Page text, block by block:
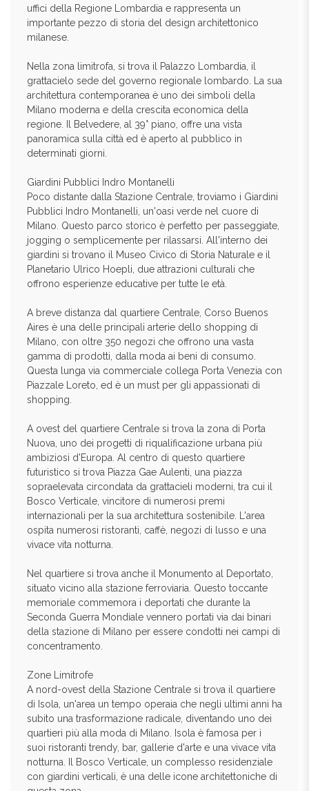
uffici della Regione Lombardia e rappresenta un
importante pezzo di storia del design architettonico
milanese.
Nella zona limitrofa, si trova il Palazzo Lombardia, il
grattacielo sede del governo regionale lombardo. La sua
architettura contemporanea è uno dei simboli della
Milano moderna e della crescita economica della
regione. Il Belvedere, al 39° piano, offre una vista
panoramica sulla città ed è aperto al pubblico in
determinati giorni.
Giardini Pubblici Indro Montanelli
Poco distante dalla Stazione Centrale, troviamo i Giardini
Pubblici Indro Montanelli, un'oasi verde nel cuore di
Milano. Questo parco storico è perfetto per passeggiate,
jogging o semplicemente per rilassarsi. All'interno dei
giardini si trovano il Museo Civico di Storia Naturale e il
Planetario Ulrico Hoepli, due attrazioni culturali che
offrono esperienze educative per tutte le età.
A breve distanza dal quartiere Centrale, Corso Buenos
Aires è una delle principali arterie dello shopping di
Milano, con oltre 350 negozi che offrono una vasta
gamma di prodotti, dalla moda ai beni di consumo.
Questa lunga via commerciale collega Porta Venezia con
Piazzale Loreto, ed è un must per gli appassionati di
shopping.
A ovest del quartiere Centrale si trova la zona di Porta
Nuova, uno dei progetti di riqualificazione urbana più
ambiziosi d'Europa. Al centro di questo quartiere
futuristico si trova Piazza Gae Aulenti, una piazza
sopraelevata circondata da grattacieli moderni, tra cui il
Bosco Verticale, vincitore di numerosi premi
internazionali per la sua architettura sostenibile. L'area
ospita numerosi ristoranti, caffè, negozi di lusso e una
vivace vita notturna.
Nel quartiere si trova anche il Monumento al Deportato,
situato vicino alla stazione ferroviaria. Questo toccante
memoriale commemora i deportati che durante la
Seconda Guerra Mondiale vennero portati via dai binari
della stazione di Milano per essere condotti nei campi di
concentramento.
Zone Limitrofe
A nord-ovest della Stazione Centrale si trova il quartiere
di Isola, un'area un tempo operaia che negli ultimi anni ha
subito una trasformazione radicale, diventando uno dei
quartieri più alla moda di Milano. Isola è famosa per i
suoi ristoranti trendy, bar, gallerie d'arte e una vivace vita
notturna. Il Bosco Verticale, un complesso residenziale
con giardini verticali, è una delle icone architettoniche di